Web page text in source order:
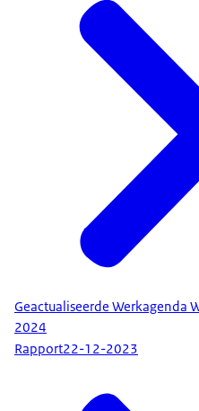
Geactualiseerde Werkagenda
2024
Rapport22-12-2023